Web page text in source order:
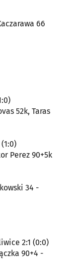
66
52k, Taras
Perez 90+5k
34 -
2:1 (0:0)
90+4 -